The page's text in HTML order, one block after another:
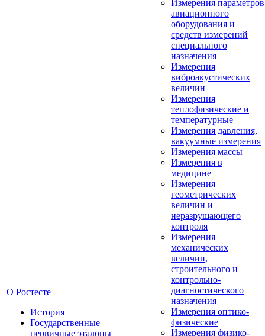
О Ростесте
История
Государственные
первичные эталоны
Измерения параметров
авиационного
оборудования и
средств измерений
специального
назначения
Измерения
виброакустических
величин
Измерения
теплофизические и
температурные
Измерения давления,
вакуумные измерения
Измерения массы
Измерения в
медицине
Измерения
геометрических
величин и
неразрушающего
контроля
Измерения
механических
величин,
строительного и
контрольно-
диагностического
назначения
Измерения оптико-
физические
Измерения физико-